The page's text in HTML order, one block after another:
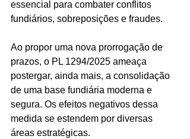
essencial para combater conflitos
fundiários, sobreposições e fraudes.
Ao propor uma nova prorrogação de
prazos, o PL 1294/2025 ameaça
postergar, ainda mais, a consolidação
de uma base fundiária moderna e
segura. Os efeitos negativos dessa
medida se estendem por diversas
áreas estratégicas.